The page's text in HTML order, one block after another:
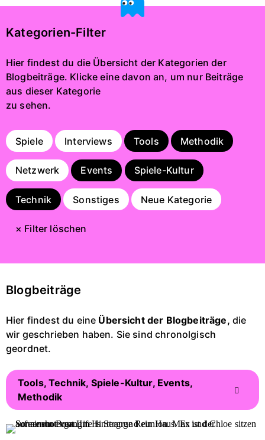
Kategorien-Filter
Hier findest du die Übersicht der Kategorien der
Blogbeiträge. Klicke eine davon an, um nur Beiträge
aus dieser Kategorie
zu sehen.
Spiele Interviews Tools Methodik
Netzwerk Events Spiele-Kultur
Technik Sonstiges Neue Kategorie
× Filter löschen
Blogbeiträge
Hier findest du eine Übersicht der Blogbeiträge, die
wir geschrieben haben. Sie sind chronolgisch
geordnet.
Tools, Technik, Spiele-Kultur, Events,
Methodik